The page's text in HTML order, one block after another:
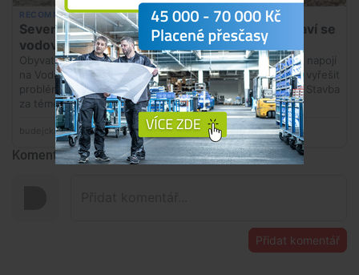
Komentáře
Přidat komentář